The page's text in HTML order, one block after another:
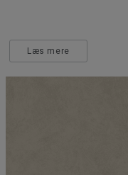
Læs mere